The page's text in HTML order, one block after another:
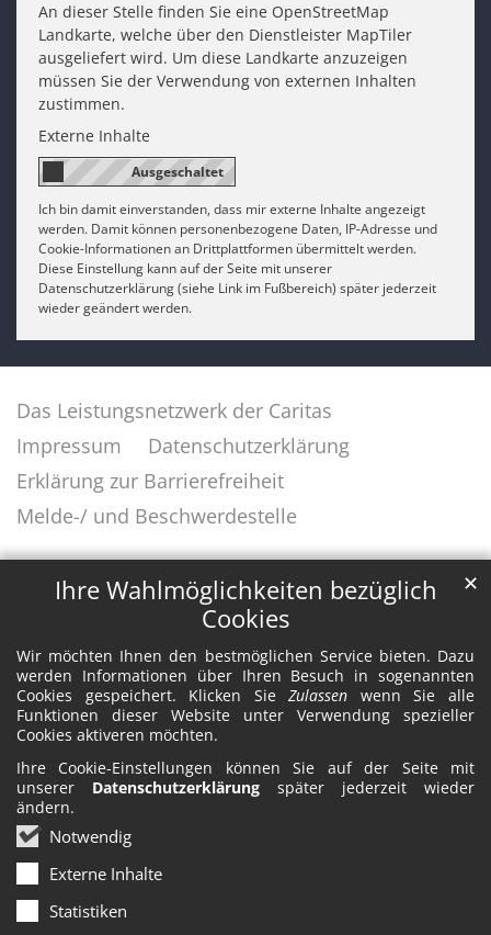
Ihre Wahlmöglichkeiten bezüglich
Cookies
Wir möchten Ihnen den bestmöglichen Service bieten. Dazu
werden Informationen über Ihren Besuch in sogenannten
Cookies gespeichert. Klicken SieZulassen wenn Sie alle
Funktionen dieser Website unter Verwendung spezieller
Cookies aktiveren möchten.
Ihre Cookie-Einstellungen können Sie auf der Seite mit
unserer Datenschutzerklärung später jederzeit wieder
ändern.
Notwendig
Externe Inhalte
Statistiken
✕
An dieser Stelle finden Sie eine OpenStreetMap
Landkarte, welche über den Dienstleister MapTiler
ausgeliefert wird. Um diese Landkarte anzuzeigen
müssen Sie der Verwendung von externen Inhalten
zustimmen.
Externe Inhalte
Ich bin damit einverstanden, dass mir externe Inhalte angezeigt
werden. Damit können personenbezogene Daten, IP-Adresse und
Cookie-Informationen an Drittplattformen übermittelt werden.
Diese Einstellung kann auf der Seite mit unserer
Datenschutzerklärung (siehe Link im Fußbereich) später jederzeit
wieder geändert werden.
Das Leistungsnetzwerk der Caritas
Impressum
Datenschutzerklärung
Erklärung zur Barrierefreiheit
Melde-/ und Beschwerdestelle